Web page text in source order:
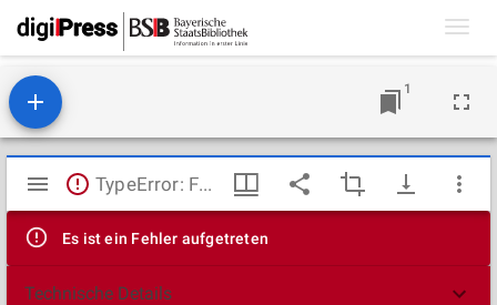
1
Mirador
Viewer
TypeError: Failed to fetch
Es ist ein Fehler aufgetreten
Technische Details